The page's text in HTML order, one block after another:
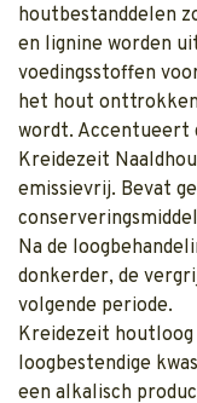
houtbestanddelen
en lignine worden
voedingsstoffen
het hout
wordt.
Kreidezeit
emissievrij. Bevat
Na de
donkerder, de
volgende periode.
Kreidezeit
loogbestendige
een alkalisch